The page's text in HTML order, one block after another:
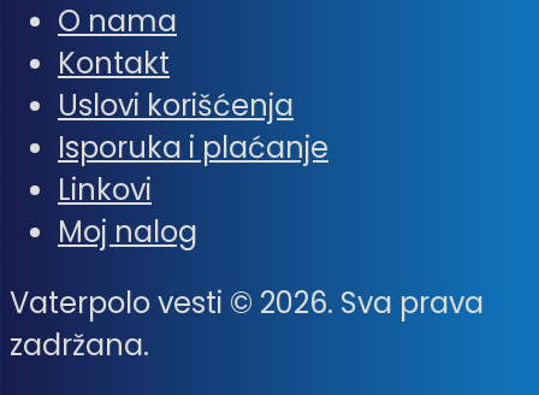
O nama
Kontakt
Uslovi korišćenja
Isporuka i plaćanje
Linkovi
Moj nalog
Vaterpolo vesti © 2026. Sva prava
zadržana.